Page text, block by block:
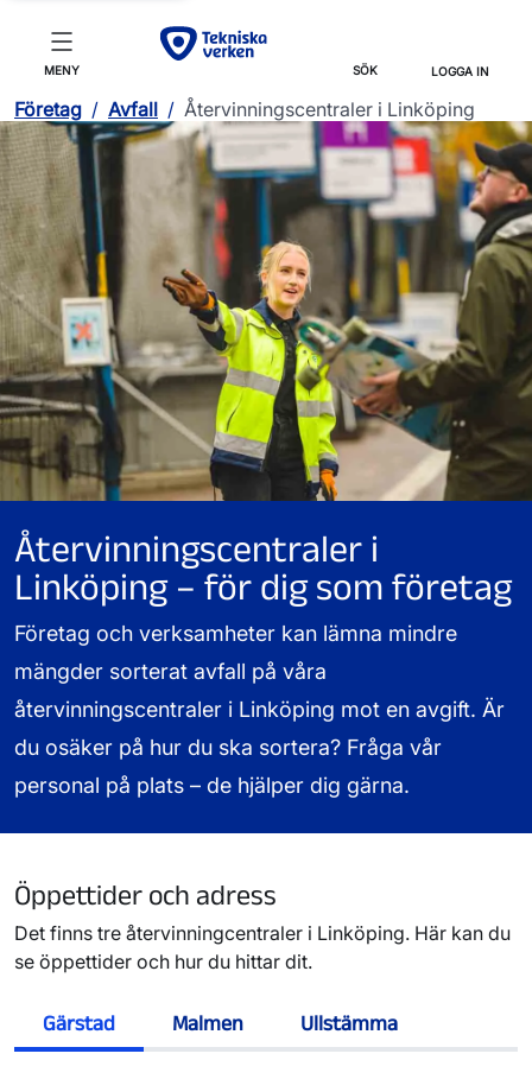
MENY SÖK LOGGA IN
Företag / Avfall / Återvinningscentraler i Linköping
Återvinningscentraler i
Linköping – för dig som företag
Företag och verksamheter kan lämna mindre
mängder sorterat avfall på våra
återvinningscentraler i Linköping mot en avgift. Är
du osäker på hur du ska sortera? Fråga vår
personal på plats – de hjälper dig gärna.
Öppettider och adress
Det finns tre återvinningcentraler i Linköping. Här kan du
se öppettider och hur du hittar dit.
Gärstad Malmen Ullstämma